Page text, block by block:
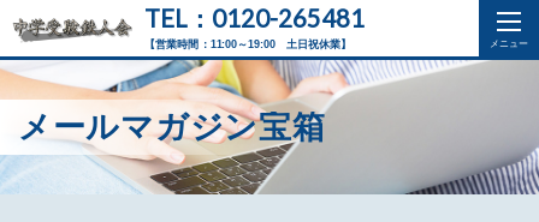
【営業時間：11:00～19:00 土日祝休業】
TEL：0120-265481
メールマガジン宝箱